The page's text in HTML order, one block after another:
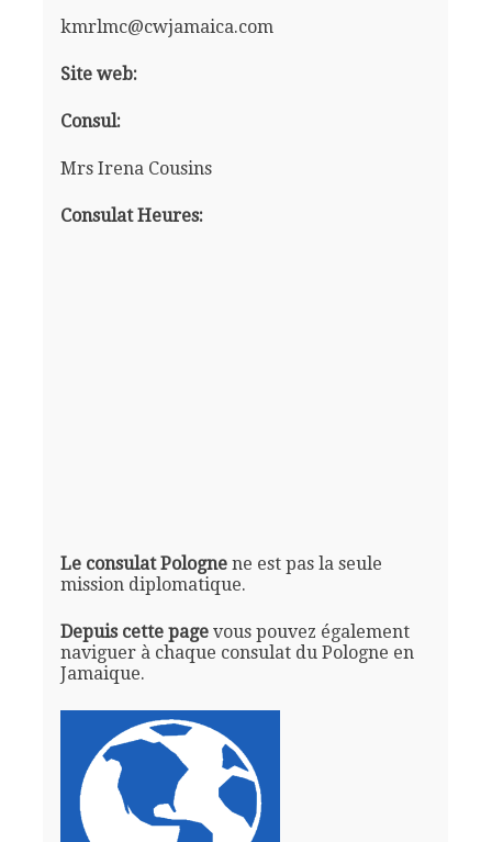
kmrlmc@cwjamaica.com
Site web:
Consul:
Mrs Irena Cousins
Consulat Heures:
Le consulat Polognene est pas la seule
mission diplomatique.
Depuis cette pagevous pouvez également
naviguer à chaque consulat du Pologne en
Jamaique.